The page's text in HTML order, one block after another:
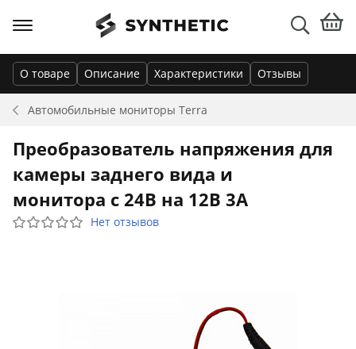
Автомобильные мониторы Terra
О товаре Описание Характеристики Отзывы
Преобразователь напряжения для
камеры заднего вида и
монитора с 24В на 12В 3А
Нет отзывов